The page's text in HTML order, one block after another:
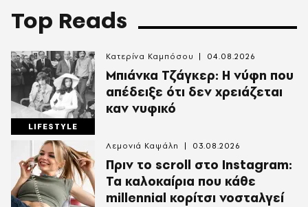
Top Reads
LIFESTYLE
Mπιάνκα Τζάγκερ: Η νύφη που
απέδειξε ότι δεν χρειάζεται
καν νυφικό
Κατερίνα Καμπόσου 04.08.2026
Πριν το scroll στο Instagram:
Τα καλοκαίρια που κάθε
millennial κορίτσι νοσταλγεί
Λεμονιά Καψάλη 03.08.2026